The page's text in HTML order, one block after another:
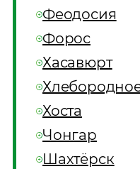
Феодосия
Форос
Хасавюрт
Хоста
Чонгар
Шахтёрск